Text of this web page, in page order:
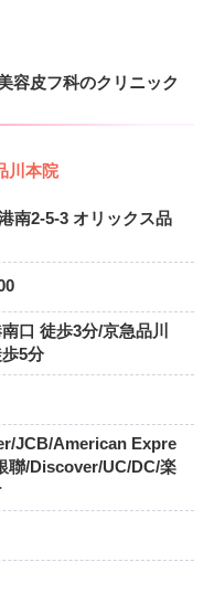
容皮フ科のクリニック
川本院
南2-5-3 オリックス品
口 徒歩3分/京急品川
5分
JCB/American Expre
聯/Discover/UC/DC/楽